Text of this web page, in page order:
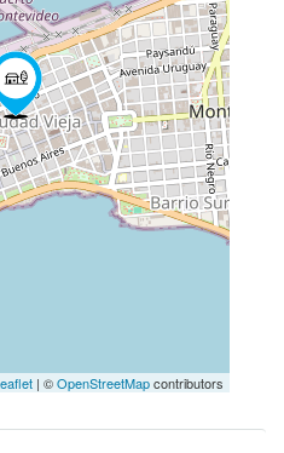
| ©OpenStreetMapcontributors